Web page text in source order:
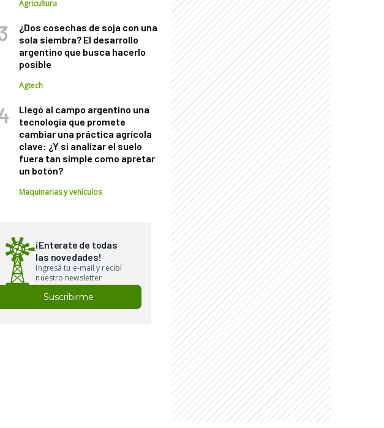
Agricultura
¿Dos cosechas de soja con una
sola siembra? El desarrollo
argentino que busca hacerlo
posible
Agtech
Llegó al campo argentino una
tecnología que promete
cambiar una práctica agrícola
clave: ¿Y si analizar el suelo
fuera tan simple como apretar
un botón?
Maquinarias y vehículos
¡Enterate de todas
las novedades!
Ingresá tu e-mail y recibí
nuestro newsletter
Suscribirme